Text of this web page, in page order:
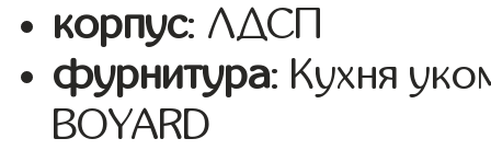
корпус: ЛДСП
фурнитура: Кухня
BOYARD